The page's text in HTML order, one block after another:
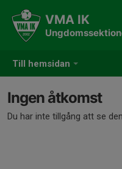
Till hemsidan
VMA IK
Ingen åtkomst
Du har inte tillgång att se